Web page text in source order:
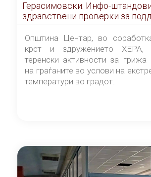
Герасимовски: Инфо-
здравствени проверки за
граѓаните во услови на
Општина Центар, во
крст и здружението ХЕРА,
теренски активности за
на граѓаните во услови на
температури во градот.